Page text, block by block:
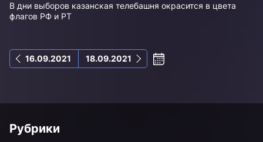
В дни выборов казанская телебашня окрасится в цвета
флагов РФ и РТ
16.09.2021 18.09.2021
Рубрики